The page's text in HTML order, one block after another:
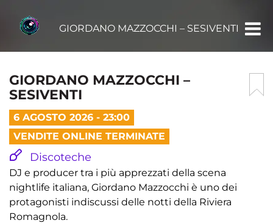
GIORDANO MAZZOCCHI – SESIVENTI
GIORDANO MAZZOCCHI –
SESIVENTI
6 AGOSTO 2026 - 23:00
VENDITE ONLINE TERMINATE
Discoteche
DJ e producer tra i più apprezzati della scena
nightlife italiana, Giordano Mazzocchi è uno dei
protagonisti indiscussi delle notti della Riviera
Romagnola.